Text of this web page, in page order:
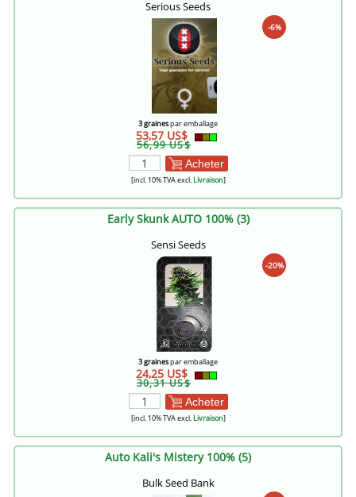
Serious Seeds
-6%
3 grainespar emballage
53,57 US$
56,99 US$
Acheter
[incl. 10% TVA excl.Livraison]
Early Skunk AUTO 100% (3)
Sensi Seeds
-20%
3 grainespar emballage
24,25 US$
30,31 US$
Acheter
[incl. 10% TVA excl.Livraison]
Auto Kali's Mistery 100% (5)
Bulk Seed Bank